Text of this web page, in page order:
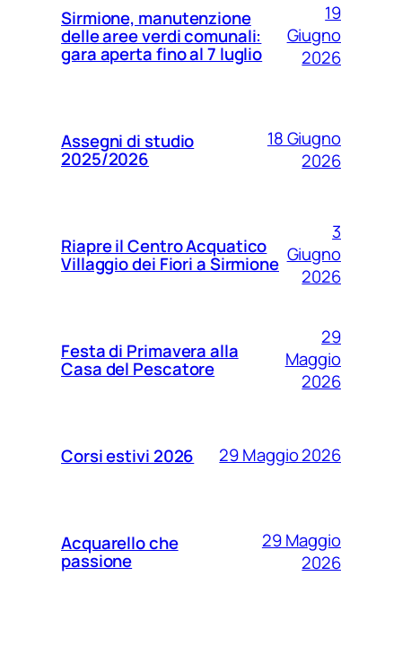
Sirmione, manutenzione
delle aree verdi comunali:
gara aperta fino al 7 luglio
19
Giugno
2026
Assegni di studio
2025/2026
18 Giugno
2026
Riapre il Centro Acquatico
Villaggio dei Fiori a Sirmione
3
Giugno
2026
Festa di Primavera alla
Casa del Pescatore
29
Maggio
2026
Corsi estivi 2026 29 Maggio 2026
Acquarello che
passione
29 Maggio
2026